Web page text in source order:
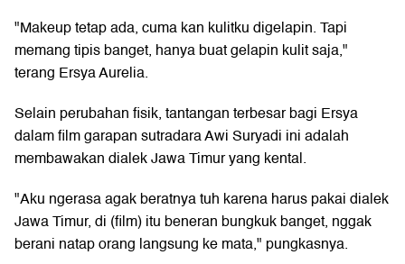
"Makeup tetap ada, cuma kan kulitku digelapin. Tapi
memang tipis banget, hanya buat gelapin kulit saja,"
terang Ersya Aurelia.
Selain perubahan fisik, tantangan terbesar bagi Ersya
dalam film garapan sutradara Awi Suryadi ini adalah
membawakan dialek Jawa Timur yang kental.
"Aku ngerasa agak beratnya tuh karena harus pakai dialek
Jawa Timur, di (film) itu beneran bungkuk banget, nggak
berani natap orang langsung ke mata," pungkasnya.